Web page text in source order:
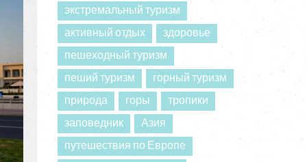
экстремальный туризм
активный отдых
здоровье
пешеходный туризм
пеший туризм
горный туризм
природа
горы
тропики
заповедник
Азия
путешествия по Европе